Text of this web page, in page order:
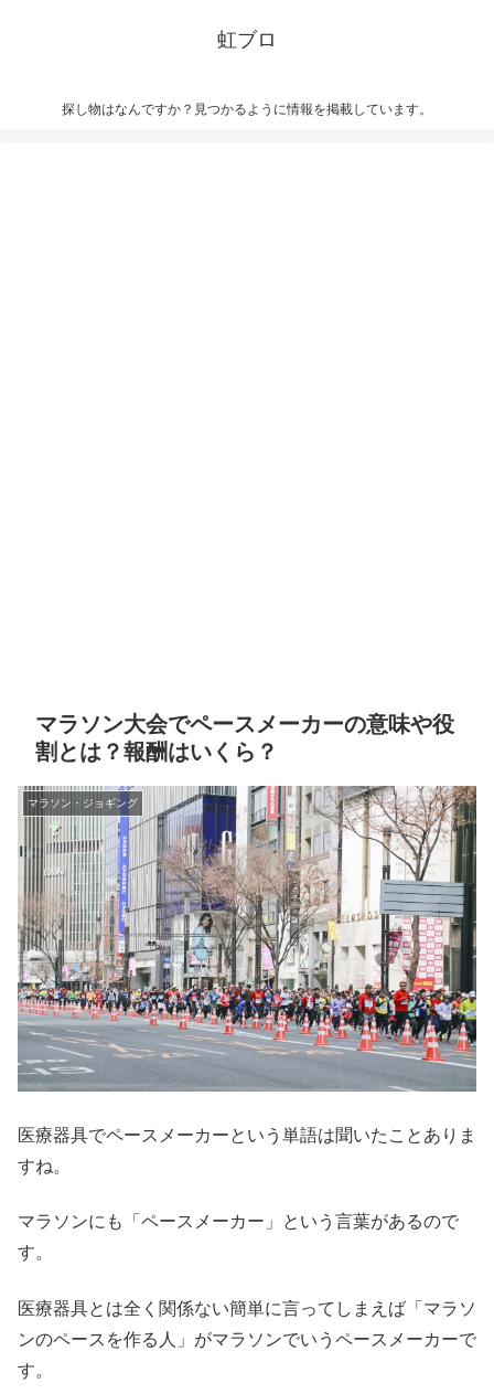
虹ブロ
探し物はなんですか？見つかるように情報を掲載しています。
マラソン大会でペースメーカーの意味や役
割とは？報酬はいくら？
マラソン・ジョギング
医療器具でペースメーカーという単語は聞いたことありま
すね。
マラソンにも「ペースメーカー」という言葉があるので
す。
医療器具とは全く関係ない簡単に言ってしまえば「マラソ
ンのペースを作る人」がマラソンでいうペースメーカーで
す。